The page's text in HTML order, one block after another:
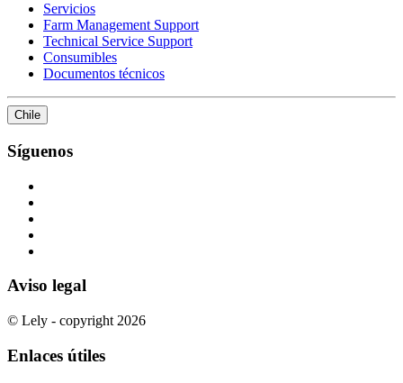
Servicios
Farm Management Support
Technical Service Support
Consumibles
Documentos técnicos
Chile
Síguenos
Aviso legal
© Lely - copyright 2026
Enlaces útiles